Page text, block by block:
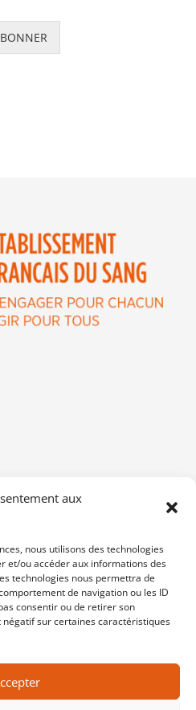
aux
nous utilisons des technologies
et/ou accéder aux informations des
technologies nous permettra de
de navigation ou les ID
consentir ou de retirer son
sur certaines caractéristiques
LES RÉSEAUX